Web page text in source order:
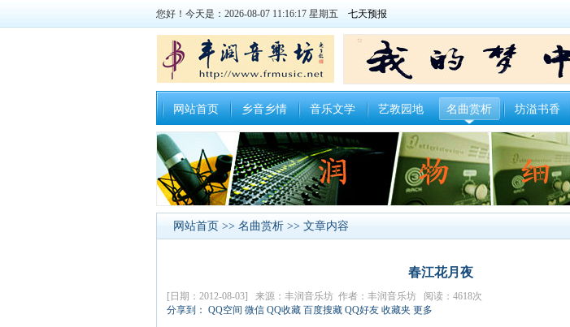
您好！今天是：2026-08-07 11:16:18 星期五
网站首页 乡音乡情 音乐文学 艺教园地 名曲赏析 坊溢书香
网站首页 >> 名曲赏析 >> 文章内容
春江花月夜
[日期：2012-08-03] 来源：丰润音乐坊 作者：丰润音乐坊 阅读：4618次
分享到： QQ空间 微信 QQ收藏 百度搜藏 QQ好友 收藏夹 更多